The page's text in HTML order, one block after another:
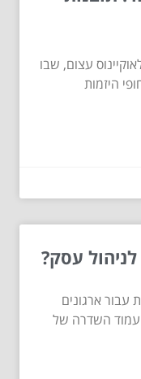
עצום, שבו
היזמות
עסק?
עבור ארגונים
עמוד השדרה של